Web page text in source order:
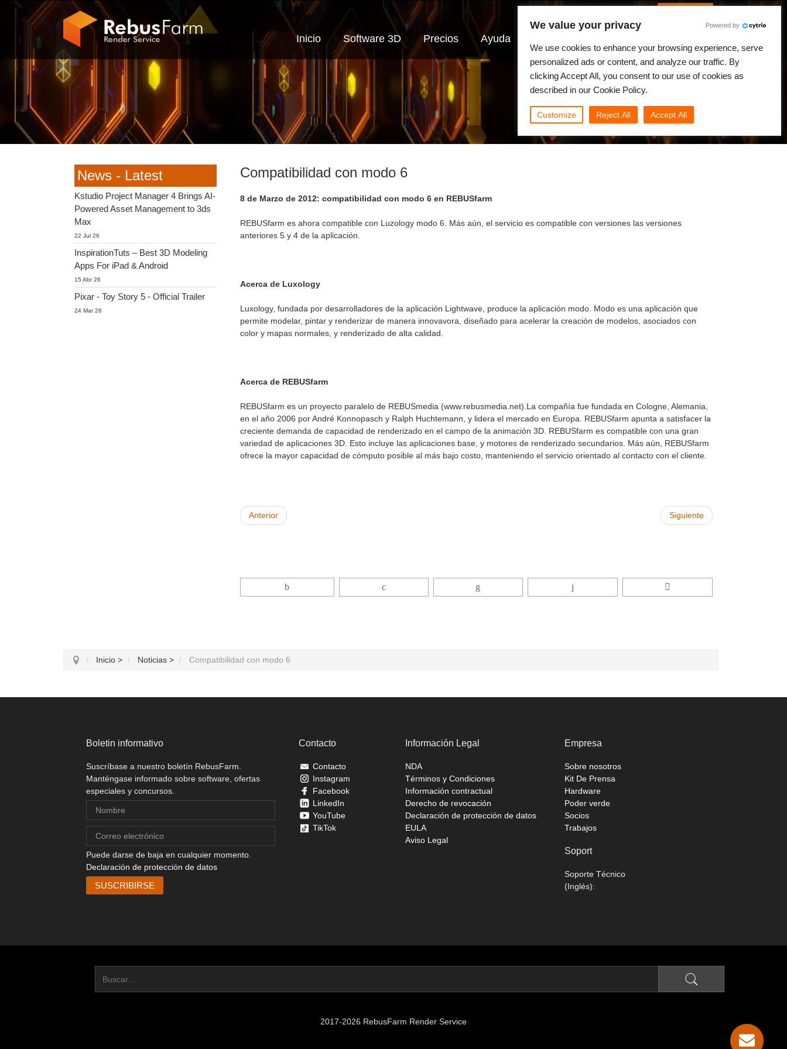
Inicio Software 3D Precios Ayuda
Compatibilidad con modo 6
8 de Marzo de 2012: compatibilidad con modo 6 en REBUSfarm
REBUSfarm es ahora compatible con Luzology modo 6. Más aún, el servicio es compatible con versiones las versiones
anteriores 5 y 4 de la aplicación.
Acerca de Luxology
Luxology, fundada por desarrolladores de la aplicación Lightwave, produce la aplicación modo. Modo es una aplicación que
permite modelar, pintar y renderizar de manera innovavora, diseñado para acelerar la creación de modelos, asociados con
color y mapas normales, y renderizado de alta calidad.
Acerca de REBUSfarm
REBUSfarm es un proyecto paralelo de REBUSmedia (www.rebusmedia.net).La compañía fue fundada en Cologne, Alemania,
en el año 2006 por André Konnopasch y Ralph Huchtemann, y lidera el mercado en Europa. REBUSfarm apunta a satisfacer la
creciente demanda de capacidad de renderizado en el campo de la animación 3D. REBUSfarm es compatible con una gran
variedad de aplicaciones 3D. Esto incluye las aplicaciones base, y motores de renderizado secundarios. Más aún, REBUSfarm
ofrece la mayor capacidad de cómputo posible al más bajo costo, manteniendo el servicio orientado al contacto con el cliente.
Anterior Siguiente
News - Latest
Kstudio Project Manager 4 Brings AI-
Powered Asset Management to 3ds
Max
22 Jul 26
InspirationTuts – Best 3D Modeling
Apps For iPad & Android
15 Abr 26
Pixar - Toy Story 5 - Official Trailer
24 Mar 26
Inicio > Noticias > Compatibilidad con modo 6
Boletin informativo
Suscríbase a nuestro boletín RebusFarm.
Manténgase informado sobre software, ofertas
especiales y concursos.
Puede darse de baja en cualquier momento.
Declaración de protección de datos
Contacto
Contacto
Instagram
Facebook
LinkedIn
YouTube
TikTok
Información Legal
NDA
Términos y Condiciones
Información contractual
Derecho de revocación
Declaración de protección de datos
EULA
Aviso Legal
Empresa
Sobre nosotros
Kit De Prensa
Hardware
Poder verde
Socios
Trabajos
Soport
Soporte Técnico
(Inglés):
2017-2026 RebusFarm Render Service
We value your privacy Powered by
We use cookies to enhance your browsing experience, serve
personalized ads or content, and analyze our traffic. By
clicking Accept All, you consent to our use of cookies as
described in our Cookie Policy.
Customize Reject All Accept All